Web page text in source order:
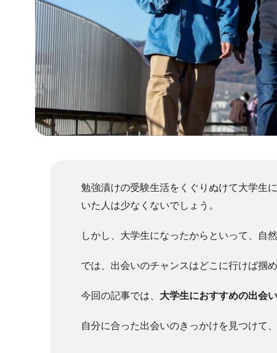
勉強漬けの受験生活をくぐりぬけて大学生
いた人は少なくないでしょう。
しかし、大学生になったからといって、自
では、出会いのチャンスはどこに行けば掴
今回の記事では、 大学生におすすめの出会
自分に合った出会いのきっかけを見つけて